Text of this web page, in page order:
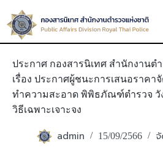
to
content
ประกาศ กองสารนิเทศ สำนักงานต
เรื่อง ประกาศผู้ชนะการเสนอราคา
ทำความสะอาด พิพิธภัณฑ์ตำรวจ วั
วิธีเฉพาะเจาะจง
admin 15/09/2566